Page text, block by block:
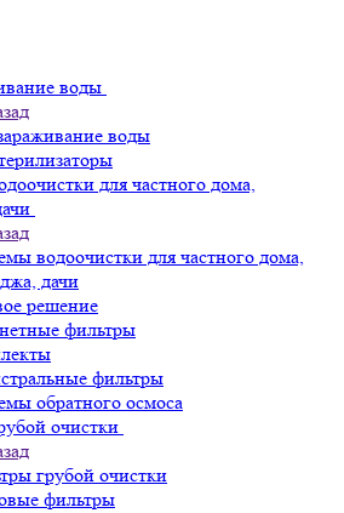
воды
воды
для частного дома,
водоочистки для частного дома,
дачи
решение
фильтры
фильтры
обратного осмоса
очистки
грубой очистки
фильтры